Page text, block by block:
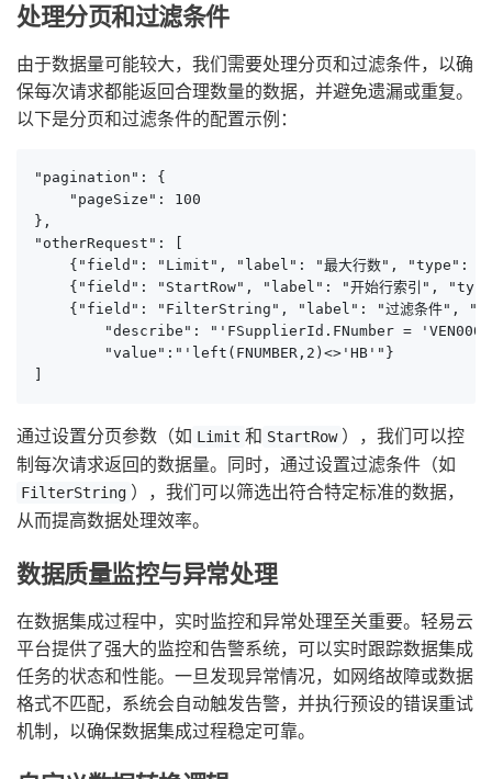
处理分页和过滤条件
由于数据量可能较大，我们需要处理分页和过滤条件，以确
保每次请求都能返回合理数量的数据，并避免遗漏或重复。
以下是分页和过滤条件的配置示例：
"pagination": {
    "pageSize": 100
},
"otherRequest": [
{"field": "Limit", "label": "最大行数", "type":
{"field": "StartRow", "label": "开始行索引",
{"field": "FilterString", "label": "过滤条件",
"describe": "'FSupplierId.FNumber =
        "value":"'left(FNUMBER,2)<>'HB'"}
]
通过设置分页参数（如 Limit 和 StartRow ），我们可以控
制每次请求返回的数据量。同时，通过设置过滤条件（如
FilterString ），我们可以筛选出符合特定标准的数据，
从而提高数据处理效率。
数据质量监控与异常处理
在数据集成过程中，实时监控和异常处理至关重要。轻易云
平台提供了强大的监控和告警系统，可以实时跟踪数据集成
任务的状态和性能。一旦发现异常情况，如网络故障或数据
格式不匹配，系统会自动触发告警，并执行预设的错误重试
机制，以确保数据集成过程稳定可靠。